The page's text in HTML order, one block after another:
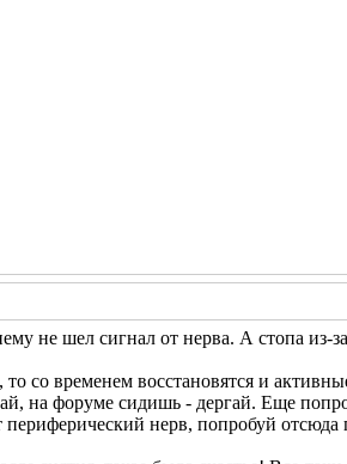
не шел сигнал от нерва. А стопа из-
со временем восстановятся и
на форуме сидишь - дергай. Еще
нерв, попробуй отсюда